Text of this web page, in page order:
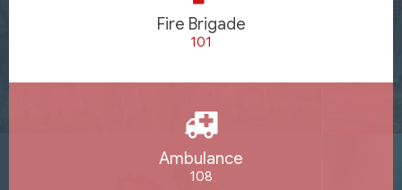
Fire Brigade
101
Ambulance
108